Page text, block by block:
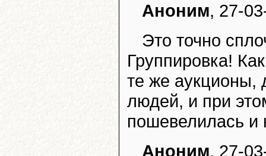
Аноним, 27-
Это точно
Группировка!
те же аукционы,
людей, и при
пошевелилась и
Аноним, 27-